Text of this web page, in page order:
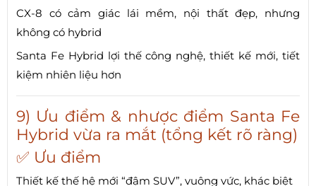
CX-8 có cảm giác lái mềm, nội thất đẹp, nhưng
không có hybrid
Santa Fe Hybrid lợi thế công nghệ, thiết kế mới, tiết
kiệm nhiên liệu hơn
9) Ưu điểm & nhược điểm Santa Fe
Hybrid vừa ra mắt (tổng kết rõ ràng)
✅ Ưu điểm
Thiết kế thế hệ mới “đậm SUV”, vuông vức, khác biệt